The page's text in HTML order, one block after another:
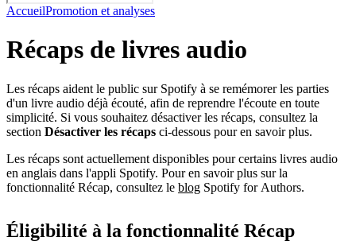
AccueilPromotion et analyses
Récaps de livres audio
Les récaps aident le public sur Spotify à se remémorer les parties
d'un livre audio déjà écouté, afin de reprendre l'écoute en toute
simplicité. Si vous souhaitez désactiver les récaps, consultez la
section Désactiver les récaps ci-dessous pour en savoir plus.
Les récaps sont actuellement disponibles pour certains livres audio
en anglais dans l'appli Spotify. Pour en savoir plus sur la
fonctionnalité Récap, consultez le blog Spotify for Authors.
Éligibilité à la fonctionnalité Récap